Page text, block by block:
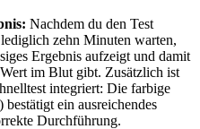
Nachdem du den Test
zehn Minuten warten,
Ergebnis aufzeigt und damit
im Blut gibt. Zusätzlich ist
integriert: Die farbige
ein ausreichendes
Durchführung.